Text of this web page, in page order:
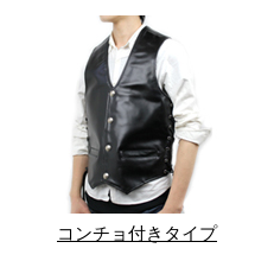
コンチョ付きタイプ